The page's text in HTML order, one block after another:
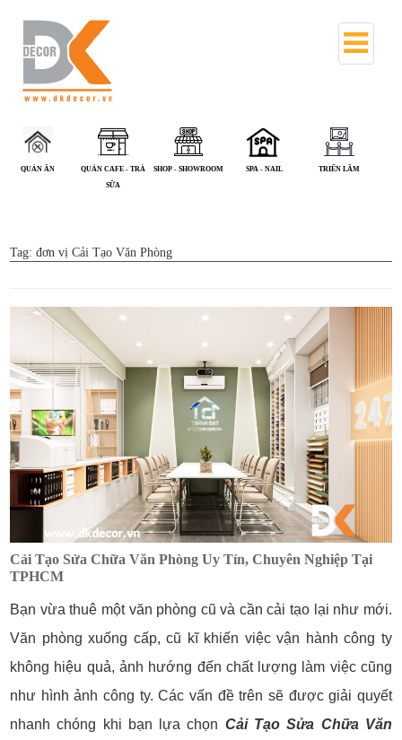
QUÁN CAFE - TRÀ
SHOP - SHOWROOM SPA - NAIL TRIỂN LÃM VĂN PHÒNG
Tag:đơn vị Cải Tạo Văn Phòng
Cải Tạo Sửa Chữa Văn Phòng Uy Tín, Chuyên Nghiệp Tại
TPHCM
Bạn vừa thuê một văn phòng cũ và cần cải tạo lại như mới.
Văn phòng xuống cấp, cũ kĩ khiến việc vận hành công ty
không hiệu quả, ảnh hướng đến chất lượng làm việc cũng
như hình ảnh công ty. Các vấn đề trên sẽ được giải quyết
nhanh chóng khi bạn lựa chọn Cải Tạo Sửa Chữa Văn